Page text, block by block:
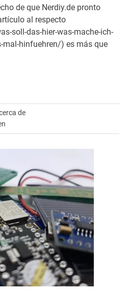
de que Nerdiy.de pronto
al respecto
soll-das-hier-was-mache-ich-
mal-hinfuehren/) es más que
de